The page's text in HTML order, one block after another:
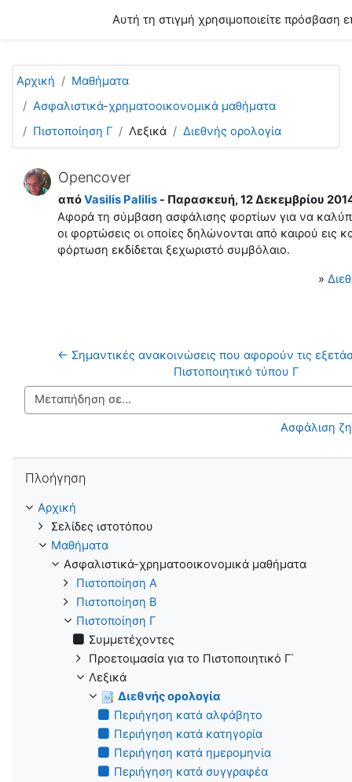
Αυτή τη στιγμή χρησιμοποιείτε πρόσβαση
Αρχική
Μαθήματα
Ασφαλιστικά-χρηματοοικονομικά μαθήματα
Πιστοποίηση Γ
Λεξικά Διεθνής ορολογία
Opencover
απόVasilis Palilis- Παρασκευή, 12 Δεκεμβρίου
Αφορά τη σύμβαση ασφάλισης φορτίων για να
οι φορτώσεις οι οποίες δηλώνονται από καιρού εις
φόρτωση εκδίδεται ξεχωριστό συμβόλαιο.
»
← Σημαντικές ανακοινώσεις που αφορούν τις
Πιστοποιητικό τύπου Γ
Μεταπήδηση σε...
Ασφάλιση
Πλοήγηση
Αρχική
Σελίδες ιστοτόπου
Μαθήματα
Ασφαλιστικά-χρηματοοικονομικά μαθήματα
Πιστοποίηση Α
Πιστοποίηση B
Πιστοποίηση Γ
Συμμετέχοντες
Προετοιμασία για το Πιστοποιητικό Γ΄
Λεξικά
Διεθνής ορολογία
Περιήγηση κατά αλφάβητο
Περιήγηση κατά κατηγορία
Περιήγηση κατά ημερομηνία
Περιήγηση κατά συγγραφέα